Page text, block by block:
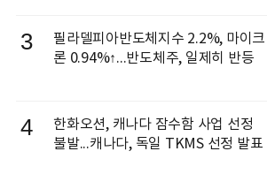
3
필라델피아반도체지수 2.2%, 마이크
론 0.94%↑...반도체주, 일제히 반등
4
한화오션, 캐나다 잠수함 사업 선정
불발...캐나다, 독일 TKMS 선정 발표